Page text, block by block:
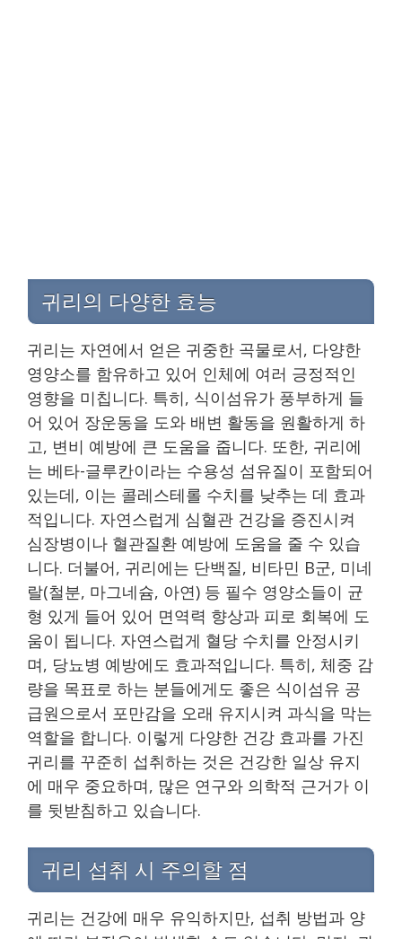
귀리의 다양한 효능
귀리는 자연에서 얻은 귀중한 곡물로서, 다양한
영양소를 함유하고 있어 인체에 여러 긍정적인
영향을 미칩니다. 특히, 식이섬유가 풍부하게 들
어 있어 장운동을 도와 배변 활동을 원활하게 하
고, 변비 예방에 큰 도움을 줍니다. 또한, 귀리에
는 베타-글루칸이라는 수용성 섬유질이 포함되어
있는데, 이는 콜레스테롤 수치를 낮추는 데 효과
적입니다. 자연스럽게 심혈관 건강을 증진시켜
심장병이나 혈관질환 예방에 도움을 줄 수 있습
니다. 더불어, 귀리에는 단백질, 비타민 B군, 미네
랄(철분, 마그네슘, 아연) 등 필수 영양소들이 균
형 있게 들어 있어 면역력 향상과 피로 회복에 도
움이 됩니다. 자연스럽게 혈당 수치를 안정시키
며, 당뇨병 예방에도 효과적입니다. 특히, 체중 감
량을 목표로 하는 분들에게도 좋은 식이섬유 공
급원으로서 포만감을 오래 유지시켜 과식을 막는
역할을 합니다. 이렇게 다양한 건강 효과를 가진
귀리를 꾸준히 섭취하는 것은 건강한 일상 유지
에 매우 중요하며, 많은 연구와 의학적 근거가 이
를 뒷받침하고 있습니다.
귀리 섭취 시 주의할 점
귀리는 건강에 매우 유익하지만, 섭취 방법과 양